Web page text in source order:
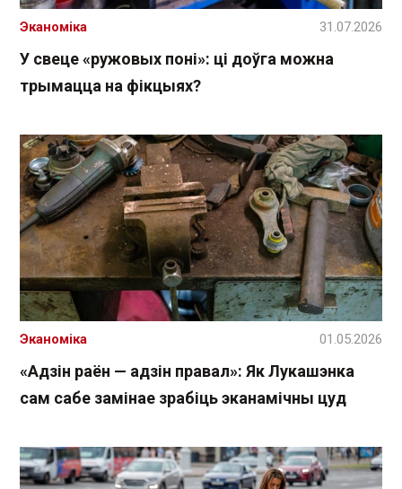
У свеце «ружовых поні»: ці доўга можна
трымацца на фікцыях?
Эканоміка 31.07.2026
«Адзін раён — адзін правал»: Як Лукашэнка
сам сабе замінае зрабіць эканамічны цуд
Эканоміка 01.05.2026